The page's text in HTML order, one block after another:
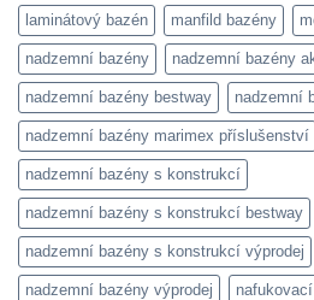
laminátový bazén manfild bazény
nadzemní bazény nadzemní bazény
nadzemní bazény bestway nadzemní
nadzemní bazény marimex příslušenství
nadzemní bazény s konstrukcí
nadzemní bazény s konstrukcí bestway
nadzemní bazény s konstrukcí výprodej
nadzemní bazény výprodej